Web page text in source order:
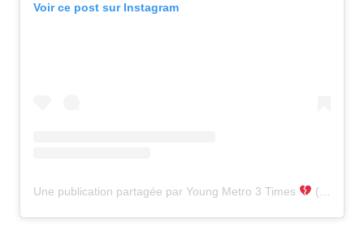
Voir ce post sur Instagram
Une publication partagée par Young Metro 3 Times (@metroboomin)